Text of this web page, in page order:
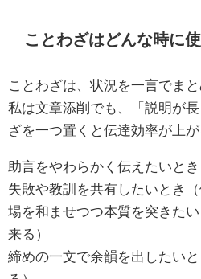
ことわざはどんな時に
ことわざは、状況を一言でま
私は文章添削でも、「説明が
ざを一つ置くと伝達効率が上が
助言をやわらかく伝えたいと
失敗や教訓を共有したいとき（
場を和ませつつ本質を突きた
来る）
締めの一文で余韻を出したい